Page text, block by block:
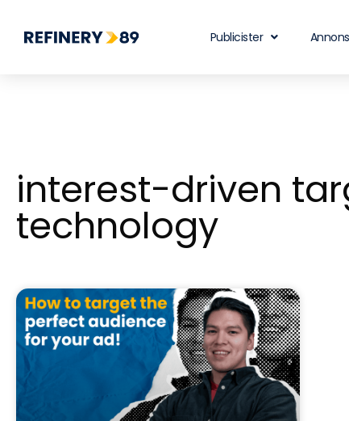
Publicister
interest-driven
technology